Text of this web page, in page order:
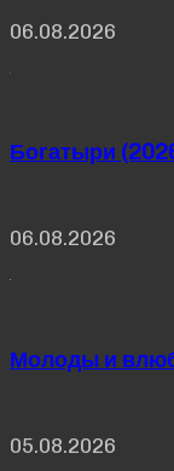
06.08.2026
Богатыри
06.08.2026
Молоды и
05.08.2026